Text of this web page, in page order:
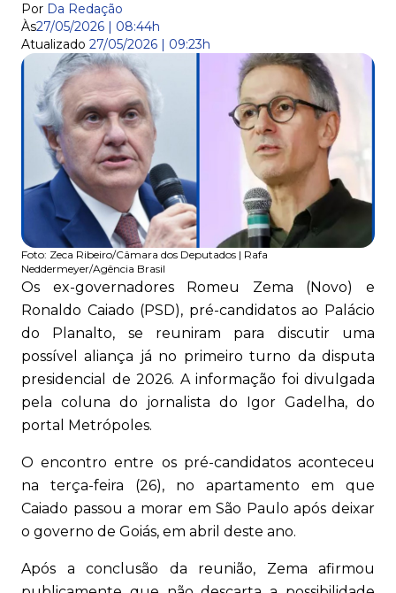
Por Da Redação
Às27/05/2026 | 08:44h
Atualizado 27/05/2026 | 09:23h
Foto: Zeca Ribeiro/Câmara dos Deputados | Rafa
Neddermeyer/Agência Brasil
Os ex-governadores Romeu Zema (Novo) e
Ronaldo Caiado (PSD), pré-candidatos ao Palácio
do Planalto, se reuniram para discutir uma
possível aliança já no primeiro turno da disputa
presidencial de 2026. A informação foi divulgada
pela coluna do jornalista do Igor Gadelha, do
portal Metrópoles.
O encontro entre os pré-candidatos aconteceu
na terça-feira (26), no apartamento em que
Caiado passou a morar em São Paulo após deixar
o governo de Goiás, em abril deste ano.
Após a conclusão da reunião, Zema afirmou